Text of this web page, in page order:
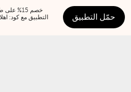
حمّل التطبيق